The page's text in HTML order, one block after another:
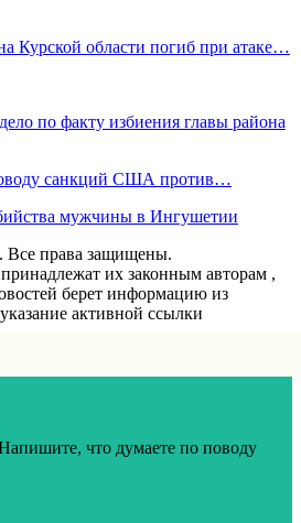
Курской области погиб при атаке…
по факту избиения главы района
санкций США против…
мужчины в Ингушетии
Все права защищены.
их законным авторам ,
берет информацию из
активной ссылки
что думаете по поводу